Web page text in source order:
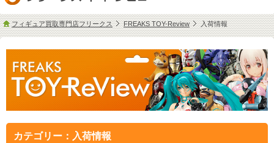
フィギュア買取専門店フリークス FREAKS TOY-Review 入荷情報
カテゴリー：入荷情報